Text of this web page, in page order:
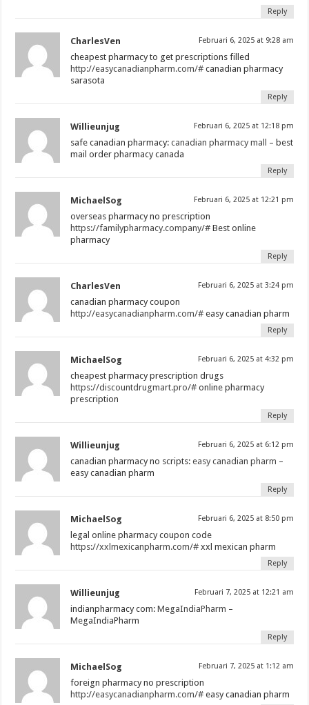
Reply
CharlesVen Februari 6, 2025 at 9:28 am
cheapest pharmacy to get prescriptions filled
http://easycanadianpharm.com/# canadian pharmacy
sarasota
Reply
Willieunjug Februari 6, 2025 at 12:18 pm
safe canadian pharmacy:canadian pharmacy mall – best
mail order pharmacy canada
Reply
MichaelSog Februari 6, 2025 at 12:21 pm
overseas pharmacy no prescription
https://familypharmacy.company/# Best online
pharmacy
Reply
CharlesVen Februari 6, 2025 at 3:24 pm
canadian pharmacy coupon
http://easycanadianpharm.com/# easy canadian pharm
Reply
MichaelSog Februari 6, 2025 at 4:32 pm
cheapest pharmacy prescription drugs
https://discountdrugmart.pro/# online pharmacy
prescription
Reply
Willieunjug Februari 6, 2025 at 6:12 pm
canadian pharmacy no scripts:easy canadian pharm –
easy canadian pharm
Reply
MichaelSog Februari 6, 2025 at 8:50 pm
legal online pharmacy coupon code
https://xxlmexicanpharm.com/# xxl mexican pharm
Reply
Willieunjug Februari 7, 2025 at 12:21 am
indianpharmacy com:MegaIndiaPharm –
MegaIndiaPharm
Reply
MichaelSog Februari 7, 2025 at 1:12 am
foreign pharmacy no prescription
http://easycanadianpharm.com/# easy canadian pharm